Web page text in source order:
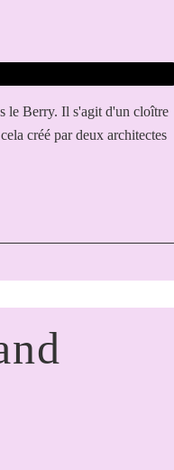
le Berry. Il s'agit d'un cloître
créé par deux architectes